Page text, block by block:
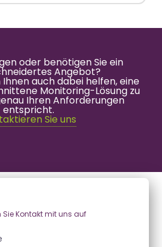
oder benötigen Sie ein
Angebot?
auch dabei helfen, eine
Monitoring-Lösung zu
Ihren Anforderungen
entspricht.
Sie uns
Sie Kontakt mit uns auf